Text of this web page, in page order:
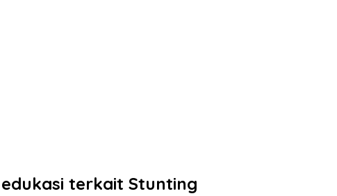
terkait Stunting